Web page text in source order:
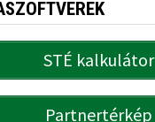
STÉ kalkulátor
Partnertérkép